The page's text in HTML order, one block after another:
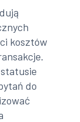
kosztów
do